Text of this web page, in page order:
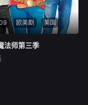
欧美剧 美国
魔法师第三季
法师第三季